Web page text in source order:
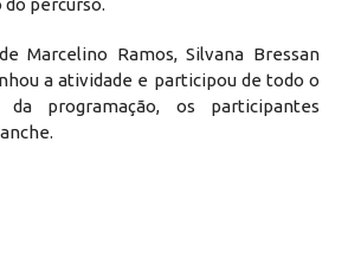
do percurso.
Marcelino Ramos, Silvana Bressan
a atividade e participou de todo o
programação, os participantes